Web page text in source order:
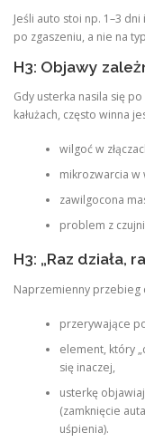
Jeśli auto stoi np. 1–3
po zgaszeniu, a nie na
H3: Objawy
Gdy usterka nasila się
kałużach, często winna
wilgoć w
mikrozwarcia w
zawilgocona
problem z
H3: „Raz działa,
Naprzemienny przebieg
przerywające
element, który
się inaczej,
usterkę
(zamknięcie
uśpienia).